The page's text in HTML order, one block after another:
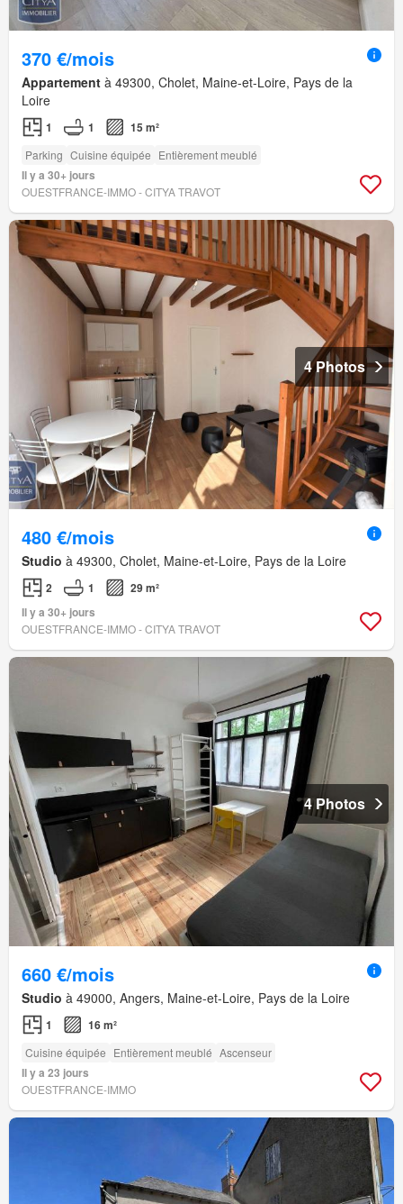
370 €/mois
Appartement à 49300, Cholet, Maine-et-Loire, Pays de la
Loire
1 1 15 m²
Parking Cuisine équipée Entièrement meublé
Il y a 30+ jours
OUESTFRANCE-IMMO - CITYA TRAVOT
4 Photos
480 €/mois
Studio à 49300, Cholet, Maine-et-Loire, Pays de la Loire
2 1
29 m²
Il y a 30+ jours
OUESTFRANCE-IMMO - CITYA TRAVOT
4 Photos
660 €/mois
Studio à 49000, Angers, Maine-et-Loire, Pays de la Loire
1 16 m²
Cuisine équipée Entièrement meublé Ascenseur
Il y a 23 jours
OUESTFRANCE-IMMO